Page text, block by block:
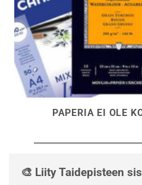
PAPERIA EI OLE
🎨 Liity Taidepisteen